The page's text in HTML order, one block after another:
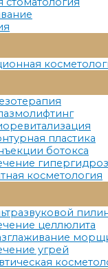
Меню
Меню
пластика
ботокса
косметология
Меню
целлюлита
угрей